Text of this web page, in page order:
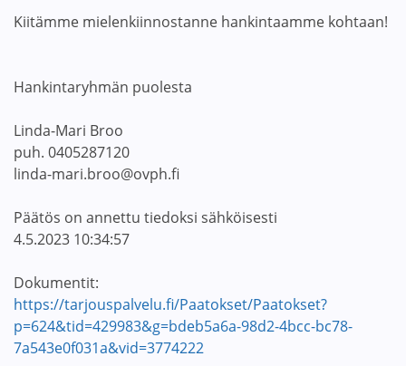
Kiitämme mielenkiinnostanne hankintaamme kohtaan!
Hankintaryhmän puolesta
Linda-Mari Broo
puh. 0405287120
linda-mari.broo@ovph.fi
Päätös on annettu tiedoksi sähköisesti
4.5.2023 10:34:57
Dokumentit:
https://tarjouspalvelu.fi/Paatokset/Paatokset?
p=624&tid=429983&g=bdeb5a6a-98d2-4bcc-bc78-
7a543e0f031a&vid=3774222